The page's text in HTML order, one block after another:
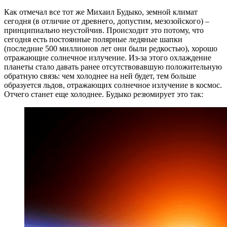
Как отмечал все тот же Михаил Будыко, земной климат
сегодня (в отличие от древнего, допустим, мезозойского) –
принципиально неустойчив. Происходит это потому, что
сегодня есть постоянные полярные ледяные шапки
(последние 500 миллионов лет они были редкостью), хорошо
отражающие солнечное излучение. Из-за этого охлаждение
планеты стало давать ранее отсутствовавшую положительную
обратную связь: чем холоднее на ней будет, тем больше
образуется льдов, отражающих солнечное излучение в космос.
Отчего станет еще холоднее. Будыко резюмирует это так: